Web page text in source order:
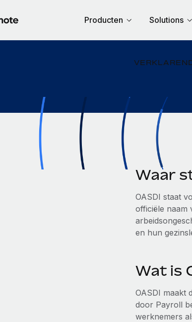
Producten Solutions
Waar
OASDI staat
officiële naam
en hun
Wat is
OASDI maakt
door Payroll
werknemers